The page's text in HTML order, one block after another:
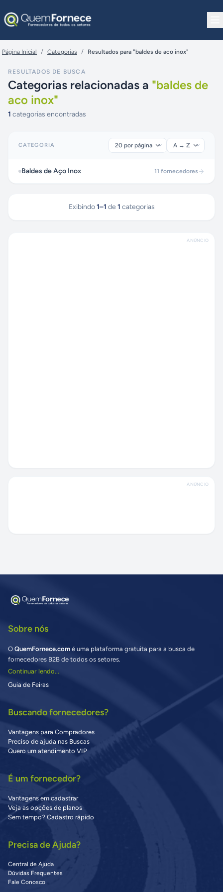
Página Inicial / Categorias / Resultados para "baldes de aco inox"
RESULTADOS DE BUSCA
Categorias relacionadas a "baldes de
aco inox"
1 categorias encontradas
CATEGORIA
Baldes de Aço Inox 11 fornecedores
Exibindo 1–1 de 1 categorias
ANÚNCIO
ANÚNCIO
Sobre nós
O QuemFornece.com é uma plataforma gratuita para a busca de
fornecedores B2B de todos os setores.
Continuar lendo...
Guia de Feiras
Buscando fornecedores?
Vantagens para Compradores
Preciso de ajuda nas Buscas
Quero um atendimento VIP
É um fornecedor?
Vantagens em cadastrar
Veja as opções de planos
Sem tempo? Cadastro rápido
Precisa de Ajuda?
Central de Ajuda
Dúvidas Frequentes
Fale Conosco